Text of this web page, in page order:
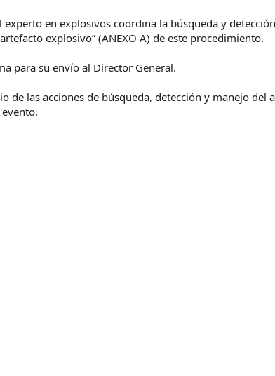
en explosivos coordina la búsqueda y
explosivo” (ANEXO A) de este procedimiento.
para su envío al Director General.
las acciones de búsqueda, detección y manejo del